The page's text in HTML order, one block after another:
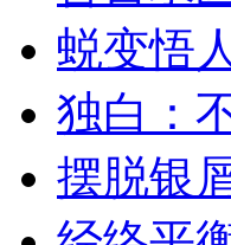
蜕变悟
独白：
摆脱银